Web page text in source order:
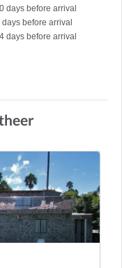
days before arrival
before arrival
days before arrival